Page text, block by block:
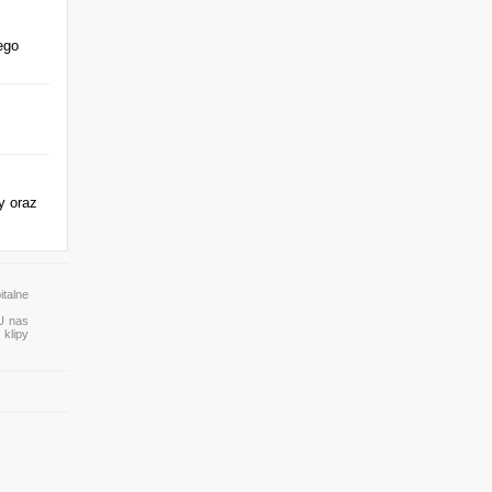
oraz
nas
klipy